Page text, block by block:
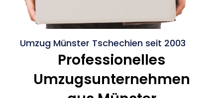
Umzug Münster Tschechien seit 2003
Professionelles
Umzugsunternehmen